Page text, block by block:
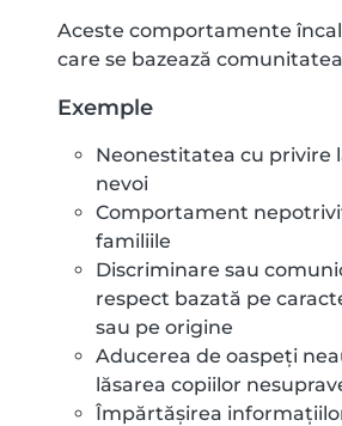
Aceste comportamente
care se bazează
Exemple
Neonestitatea cu privire
nevoi
Comportament
familiile
Discriminare sau
respect bazată pe
sau pe origine
Aducerea de oaspeți
lăsarea copiilor
Împărtășirea